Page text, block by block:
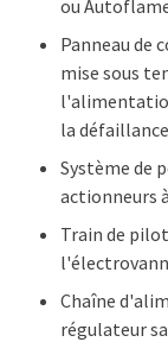
ou
Panneau de
mise sous
la
Système de
actionneurs
Train de
Chaîne
régulateur